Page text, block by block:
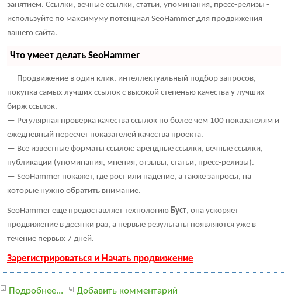
занятием. Ссылки, вечные ссылки, статьи, упоминания, пресс-релизы -
используйте по максимуму потенциал SeoHammer для продвижения
вашего сайта.
Что умеет делать SeoHammer
— Продвижение в один клик, интеллектуальный подбор запросов,
покупка самых лучших ссылок с высокой степенью качества у лучших
бирж ссылок.
— Регулярная проверка качества ссылок по более чем 100 показателям и
ежедневный пересчет показателей качества проекта.
— Все известные форматы ссылок: арендные ссылки, вечные ссылки,
публикации (упоминания, мнения, отзывы, статьи, пресс-релизы).
— SeoHammer покажет, где рост или падение, а также запросы, на
которые нужно обратить внимание.
SeoHammer еще предоставляет технологию Буст, она ускоряет
продвижение в десятки раз, а первые результаты появляются уже в
течение первых 7 дней.
Зарегистрироваться и Начать продвижение
Подробнее... Добавить комментарий